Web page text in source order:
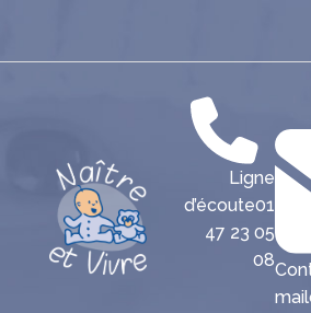
Ligne
d’écoute01
47 23 05
08
mail